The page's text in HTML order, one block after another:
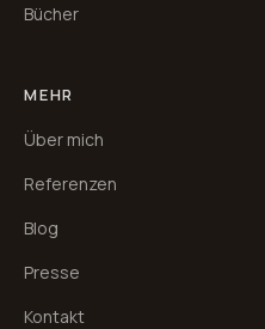
Bücher
MEHR
Über mich
Referenzen
Blog
Presse
Kontakt